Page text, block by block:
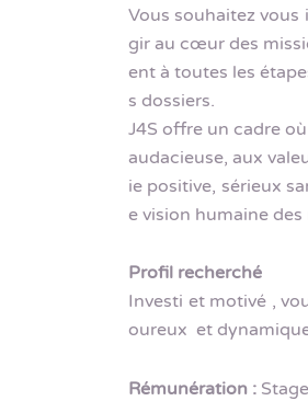
Vous souhaitez vous
gir au cœur des
ent à toutes les
s dossiers.
J4S offre un cadre
audacieuse, aux
ie positive, sérieux
e vision humaine
Profil recherché
Investi et motivé ,
oureux et
Rémunération :